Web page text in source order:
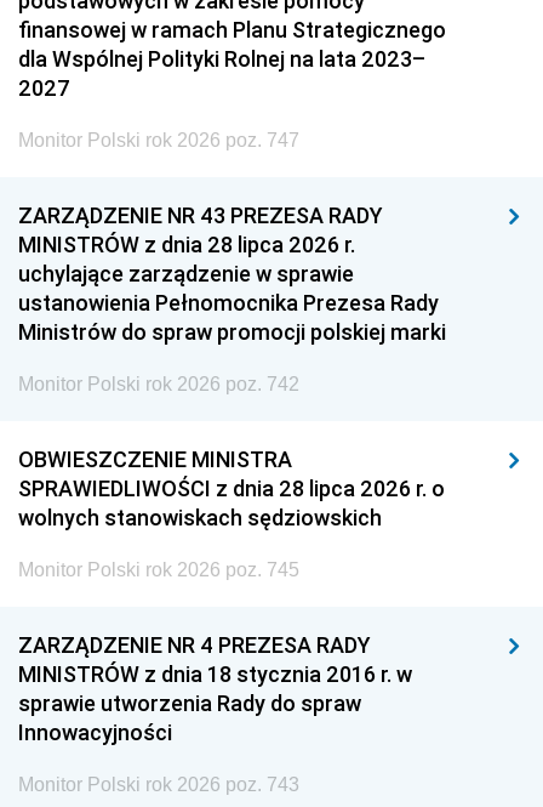
finansowej w ramach Planu Strategicznego
dla Wspólnej Polityki Rolnej na lata 2023–
2027
Monitor Polski rok 2026 poz. 747
ZARZĄDZENIE NR 43 PREZESA RADY
MINISTRÓW z dnia 28 lipca 2026 r.
uchylające zarządzenie w sprawie
ustanowienia Pełnomocnika Prezesa Rady
Ministrów do spraw promocji polskiej marki
Monitor Polski rok 2026 poz. 742
OBWIESZCZENIE MINISTRA
SPRAWIEDLIWOŚCI z dnia 28 lipca 2026 r. o
wolnych stanowiskach sędziowskich
Monitor Polski rok 2026 poz. 745
ZARZĄDZENIE NR 4 PREZESA RADY
MINISTRÓW z dnia 18 stycznia 2016 r. w
sprawie utworzenia Rady do spraw
Innowacyjności
Monitor Polski rok 2026 poz. 743